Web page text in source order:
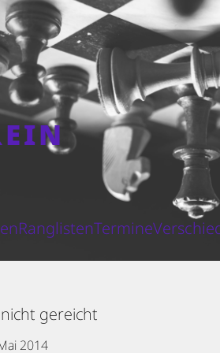
RanglistenTermine
gereicht
2014